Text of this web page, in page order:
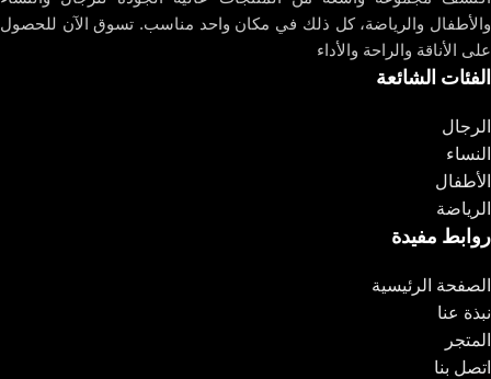
والأطفال والرياضة، كل ذلك في مكان واحد مناسب. تسوق الآن للحصول
على الأناقة والراحة والأداء
الفئات الشائعة
الرجال
النساء
الأطفال
الرياضة
روابط مفيدة
الصفحة الرئيسية
نبذة عنا
المتجر
اتصل بنا